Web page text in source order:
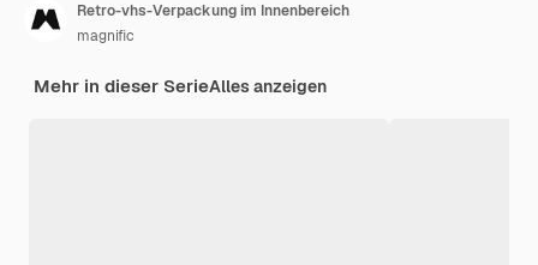
Retro-vhs-Verpackung im Innenbereich
magnific
Mehr in dieser SerieAlles anzeigen